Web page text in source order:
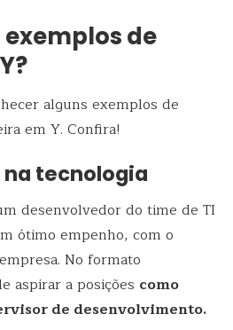
exemplos de
alguns exemplos de
em Y. Confira!
tecnologia
desenvolvedor do time de TI
ótimo empenho, com o
No formato
aspirar a posições como
de desenvolvimento.